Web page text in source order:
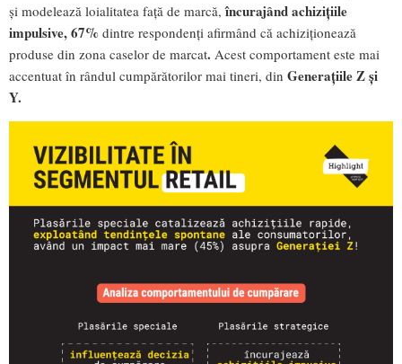
și modelează loialitatea față de marcă,încurajând achizițiile
impulsive, 67% dintre respondenți afirmând că achiziționează
produse din zona caselor de marcat. Acest comportament este mai
accentuat în rândul cumpărătorilor mai tineri, din Generațiile Z și
Y.